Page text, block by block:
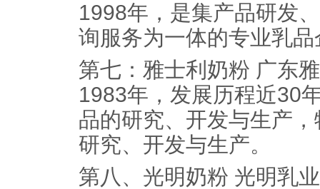
1998年，是集产品研发
询服务为一体的专业乳品
第七：雅士利奶粉 广东
1983年，发展历程近30
品的研究、开发与生产
研究、开发与生产。
第八、光明奶粉 光明乳